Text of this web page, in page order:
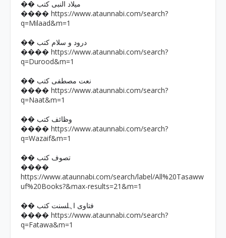
�� میلاد النبی کتب
���� https://www.ataunnabi.com/search?
q=Milaad&m=1
�� درود و سلام کتب
���� https://www.ataunnabi.com/search?
q=Durood&m=1
�� نعت مصطفی کتب
���� https://www.ataunnabi.com/search?
q=Naat&m=1
�� وظائف کتب
���� https://www.ataunnabi.com/search?
q=Wazaif&m=1
�� تصوف کتب
����
https://www.ataunnabi.com/search/label/All%20Tasaww
uf%20Books?&max-results=21&m=1
�� فتاوی اہلسنت کتب
���� https://www.ataunnabi.com/search?
q=Fatawa&m=1